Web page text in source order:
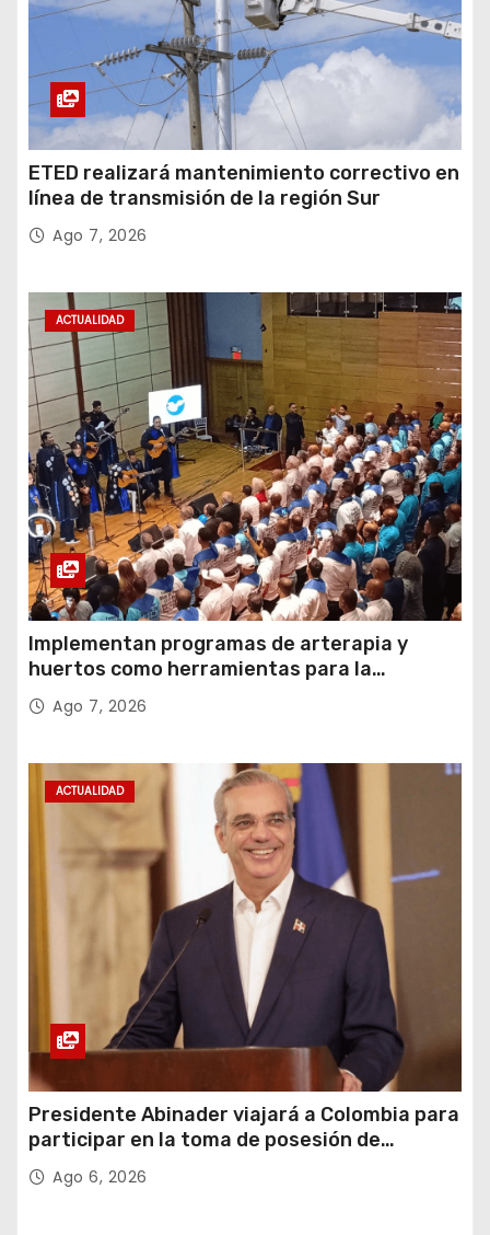
ETED realizará mantenimiento correctivo en
línea de transmisión de la región Sur
Ago 7, 2026
ACTUALIDAD
Implementan programas de arterapia y
huertos como herramientas para la
recuperación y la inclusión social
Ago 7, 2026
ACTUALIDAD
Presidente Abinader viajará a Colombia para
participar en la toma de posesión de
Abelardo de la Espriella
Ago 6, 2026